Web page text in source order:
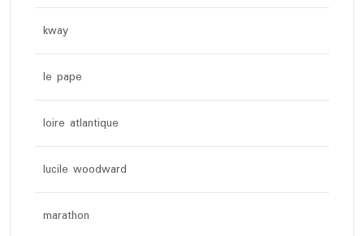
kway
le pape
loire atlantique
lucile woodward
marathon